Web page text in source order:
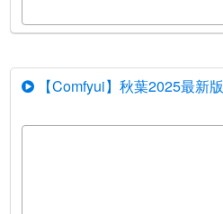
【Comfyui】秋葉2025最新版